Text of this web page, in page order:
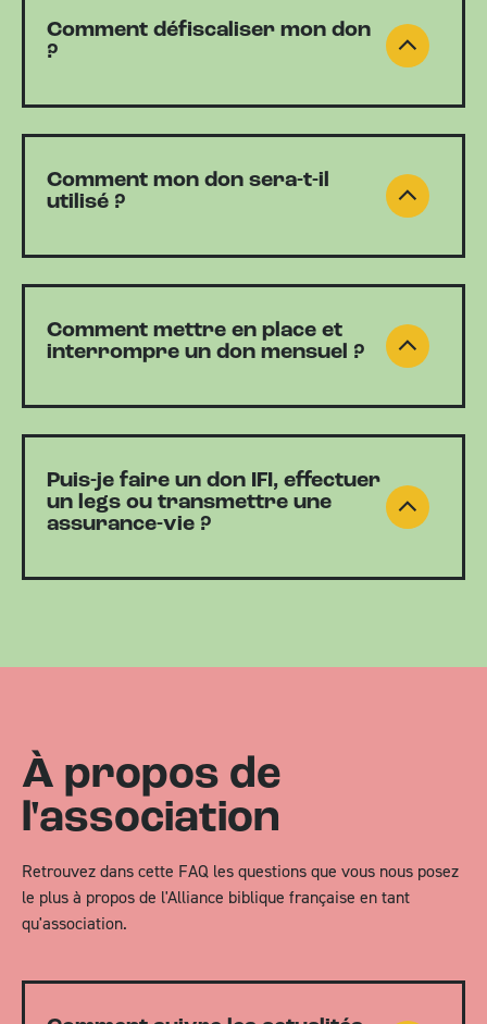
Comment défiscaliser mon don
?
Comment mon don sera-t-il
utilisé ?
Comment mettre en place et
interrompre un don mensuel ?
Puis-je faire un don IFI, effectuer
un legs ou transmettre une
assurance-vie ?
À propos de
l'association
Retrouvez dans cette FAQ les questions que vous nous posez
le plus à propos de l'Alliance biblique française en tant
qu'association.